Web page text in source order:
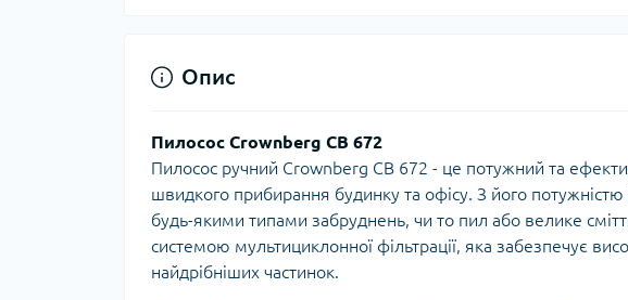
Опис
Пилосос Crownberg CB 672
Пилосос ручний Crownberg CB 672 - це потужний та
швидкого прибирання будинку та офісу. З його
будь-якими типами забруднень, чи то пил або велике
системою мультициклонної фільтрації, яка забезпечує
найдрібніших частинок.